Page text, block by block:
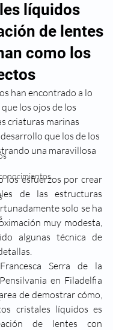
líquidos
de lentes
como los
han encontrado a lo
los ojos de los
criaturas marinas
que los de los
una maravillosa
los esfuerzos por crear
de las estructuras
solo se ha
muy modesta,
algunas técnica de
Serra de la
en Filadelfia
de demostrar cómo,
cristales líquidos es
de lentes con